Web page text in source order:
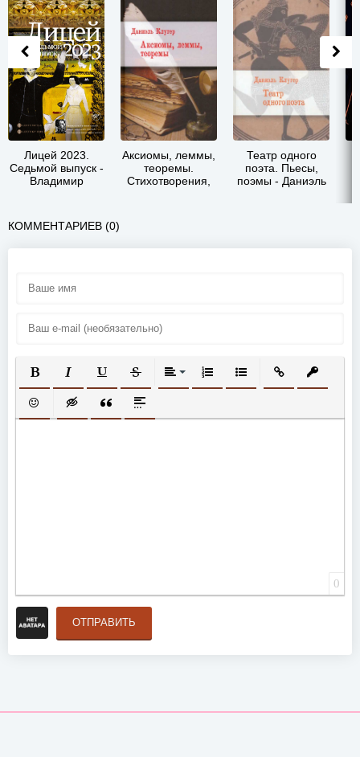
Лицей 2023.
Седьмой выпуск -
Владимир
Аксиомы, леммы,
теоремы.
Стихотворения,
Театр одного
поэта. Пьесы,
поэмы - Даниэль
КОММЕНТАРИЕВ (0)
ПОЛУЖИРНЫЙ
КУРСИВПОДЧЕРКНУТЫЙ
ЗАЧЕРКНУТЫЙВЫРАВНИВАНИЕ
НУМЕРОВАННЫЙ СПИСОК
МАРКИРОВАННЫЙ
ВСТАВИТЬ
ВСТАВИТЬ СМАЙЛИК
ВСТАВКА СКРЫТОГО ТЕКСТА
ВСТАВКА ЦИТАТЫ
ВСТАВКА СПОЙЛЕРА
0
ОТПРАВИТЬ